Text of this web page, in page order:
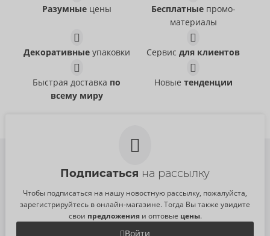
04170760000
Durex
13,99 €
8 pack
Intensity XXL
Durex
04170840000
Размер:8 pack
Durex
04170760000
13,99 €
Размер:8 pack
Разумныецены Бесплатныепромо-
материалы
Декоративныеупаковки Сервисдля клиентов
Быстрая доставка по
всему миру
Новые тенденции
Подписаться на рассылку
Чтобы подписаться на нашу новостную рассылку, пожалуйста,
зарегистрируйтесь в онлайн-магазине. Тогда Вы также увидите
свои предложенияи оптовые цены.
Войти